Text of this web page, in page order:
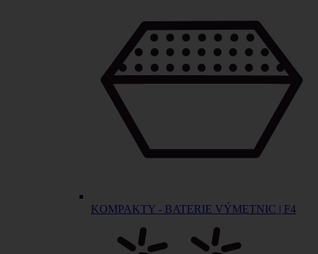
KOMPAKTY - BATERIE VÝMETNIC | F4